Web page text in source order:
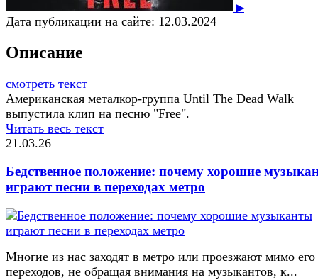
▶
Дата публикации на сайте: 12.03.2024
Описание
смотреть текст
Американская металкор-группа Until The Dead Walk
выпустила клип на песню "Free".
Читать весь текст
21.03.26
Бедственное положение: почему хорошие
играют песни в переходах метро
Многие из нас заходят в метро или проезжают мимо его
переходов, не обращая внимания на музыкантов, к...